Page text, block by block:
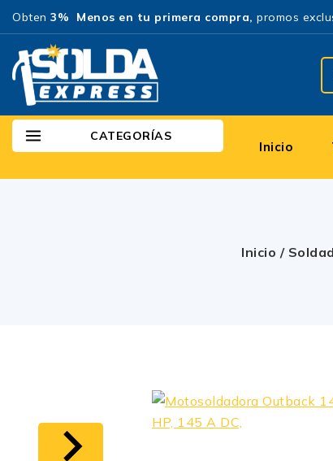
Obten 3% Menos en tu primera compra, promos
CATEGORÍAS
Inicio
Inicio /